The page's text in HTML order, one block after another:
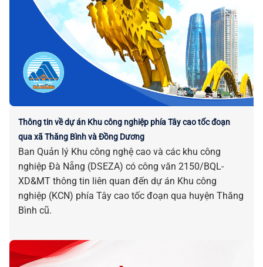
Thông tin về dự án Khu công nghiệp phía Tây cao tốc đoạn
qua xã Thăng Bình và Đồng Dương
Ban Quản lý Khu công nghệ cao và các khu công
nghiệp Đà Nẵng (DSEZA) có công văn 2150/BQL-
XD&MT thông tin liên quan đến dự án Khu công
nghiệp (KCN) phía Tây cao tốc đoạn qua huyện Thăng
Bình cũ.